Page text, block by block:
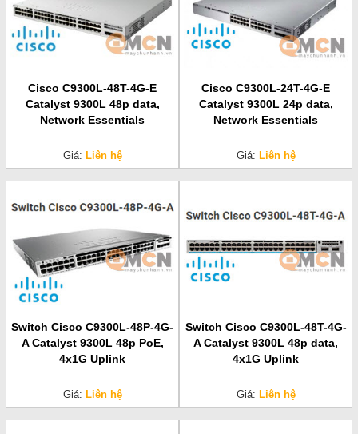
Cisco C9300L-48T-4G-E
Catalyst 9300L 48p data,
Network Essentials
Giá: Liên hệ
Cisco C9300L-24T-4G-E
Catalyst 9300L 24p data,
Network Essentials
Giá: Liên hệ
Switch Cisco C9300L-48P-4G-
A Catalyst 9300L 48p PoE,
4x1G Uplink
Giá: Liên hệ
Switch Cisco C9300L-48T-4G-
A Catalyst 9300L 48p data,
4x1G Uplink
Giá: Liên hệ